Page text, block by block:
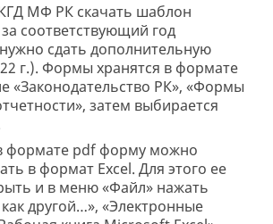
МФ РК скачать шаблон
соответствующий год
сдать дополнительную
г.). Формы хранятся в формате
«Законодательство РК», «Формы
затем выбирается
формате pdf форму можно
в формат Excel. Для этого ее
и в меню «Файл» нажать
другой…», «Электронные